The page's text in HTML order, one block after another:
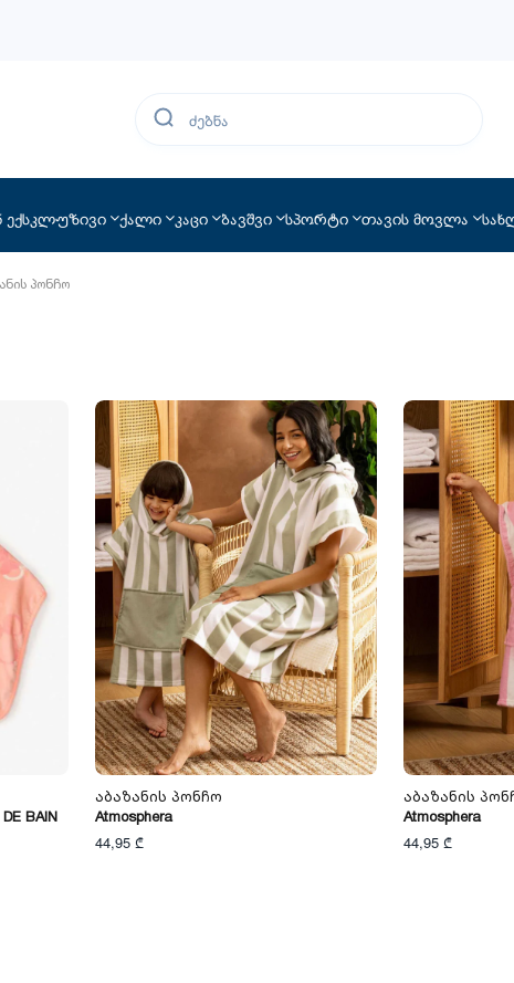
ქალი კაცი ბავშვი სპორტი თავის მოვლა
პონჩო
BAIN
Აბაზანის Პონჩო
Atmosphera
44,95 ₾
Აბაზანის
Atmosphera
44,95 ₾